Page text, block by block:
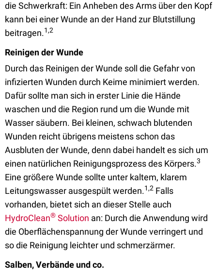
die Schwerkraft: Ein Anheben des Arms über den Kopf
kann bei einer Wunde an der Hand zur Blutstillung
beitragen.1,2
Reinigen der Wunde
Durch das Reinigen der Wunde soll die Gefahr von
infizierten Wunden durch Keime minimiert werden.
Dafür sollte man sich in erster Linie die Hände
waschen und die Region rund um die Wunde mit
Wasser säubern. Bei kleinen, schwach blutenden
Wunden reicht übrigens meistens schon das
Ausbluten der Wunde, denn dabei handelt es sich um
einen natürlichen Reinigungsprozess des Körpers.3
Eine größere Wunde sollte unter kaltem, klarem
Leitungswasser ausgespült werden.1,2 Falls
vorhanden, bietet sich an dieser Stelle auch
HydroClean® Solution an: Durch die Anwendung wird
die Oberflächenspannung der Wunde verringert und
so die Reinigung leichter und schmerzärmer.
Salben, Verbände und co.